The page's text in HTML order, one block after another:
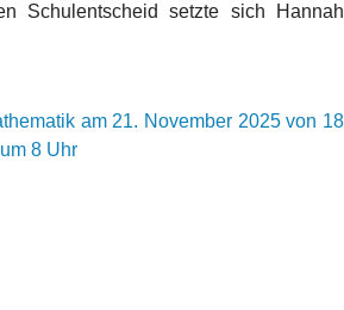
Schulentscheid setzte sich Hannah